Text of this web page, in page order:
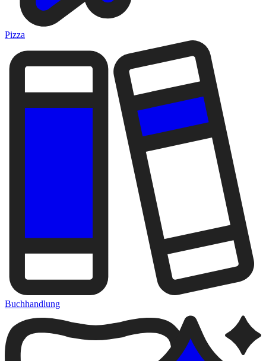
Pizza
Buchhandlung